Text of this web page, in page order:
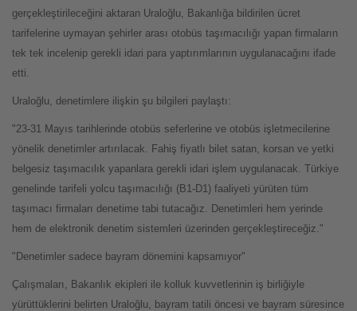
gerçekleştirileceğini aktaran Uraloğlu, Bakanlığa bildirilen ücret
tarifelerine uymayan şehirler arası otobüs taşımacılığı yapan firmaların
tek tek incelenip gerekli idari para yaptırımlarının uygulanacağını ifade
etti.
Uraloğlu, denetimlere ilişkin şu bilgileri paylaştı:
"23-31 Mayıs tarihlerinde otobüs seferlerine ve otobüs işletmecilerine
yönelik denetimler artırılacak. Fahiş fiyatlı bilet satan, korsan ve yetki
belgesiz taşımacılık yapanlara gerekli idari işlem uygulanacak. Türkiye
genelinde tarifeli yolcu taşımacılığı (B1-D1) faaliyeti yürüten tüm
taşımacı firmaları denetime tabi tutacağız. Denetimleri hem yerinde
hem de elektronik denetim sistemleri üzerinden gerçekleştireceğiz."
"Denetimler sadece bayram dönemini kapsamıyor"
Çalışmaları, Bakanlık ekipleri ile kolluk kuvvetlerinin iş birliğiyle
yürüttüklerini belirten Uraloğlu, bayram tatili öncesi ve bayram süresince